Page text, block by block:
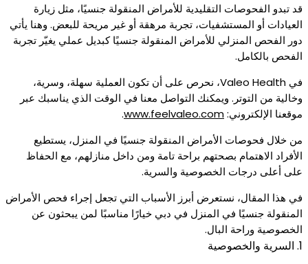
قد تبدو الفحوصات التقليدية للأمراض المنقولة جنسيًا، مثل زيارة
العيادات أو المستشفيات، تجربة مرهقة أو غير مريحة للبعض. وهنا يأتي
دور الفحص المنزلي للأمراض المنقولة جنسيًا كبديل عملي يغيّر تجربة
الفحص بالكامل.
في Valeo Health، نحرص على أن تكون العملية سهلة، وسرية،
وخالية من التوتر. ويمكنك التواصل معنا في الوقت الذي يناسبك عبر
موقعنا الإلكتروني:www.feelvaleo.com
.
من خلال فحوصات الأمراض المنقولة جنسيًا في المنزل، يستطيع
الأفراد الاهتمام بصحتهم براحة تامة ومن داخل منازلهم، مع الحفاظ
على أعلى درجات الخصوصية والسرية.
في هذا المقال، نستعرض أبرز الأسباب التي تجعل إجراء فحص الأمراض
المنقولة جنسيًا في المنزل في دبي خيارًا مناسبًا لمن يبحثون عن
الخصوصية وراحة البال.
1. السرية والخصوصية